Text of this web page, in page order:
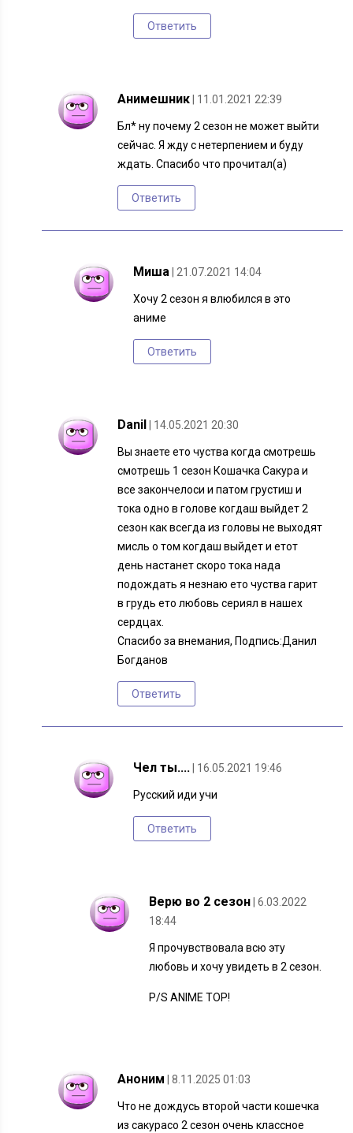
Ответить
Анимешник | 11.01.2021 22:39
Бл* ну почему 2 сезон не может выйти
сейчас. Я жду с нетерпением и буду
ждать. Спасибо что прочитал(а)
Ответить
Миша | 21.07.2021 14:04
Хочу 2 сезон я влюбился в это
аниме
Ответить
Danil | 14.05.2021 20:30
Вы знаете ето чуства когда смотрешь
смотрешь 1 сезон Кошачка Сакура и
все закончелоси и патом грустиш и
тока одно в голове когдаш выйдет 2
сезон как всегда из головы не выходят
мисль о том когдаш выйдет и етот
день настанет скоро тока нада
подождать я незнаю ето чуства гарит
в грудь ето любовь сериял в нашех
сердцах.
Спасибо за внемания, Подпись:Данил
Богданов
Ответить
Чел ты.... | 16.05.2021 19:46
Русский иди учи
Ответить
Верю во 2 сезон | 6.03.2022
18:44
Я прочувствовала всю эту
любовь и хочу увидеть в 2 сезон.
P/S ANIME TOP!
Аноним | 8.11.2025 01:03
Что не дождусь второй части кошечка
из сакурасо 2 сезон очень классное